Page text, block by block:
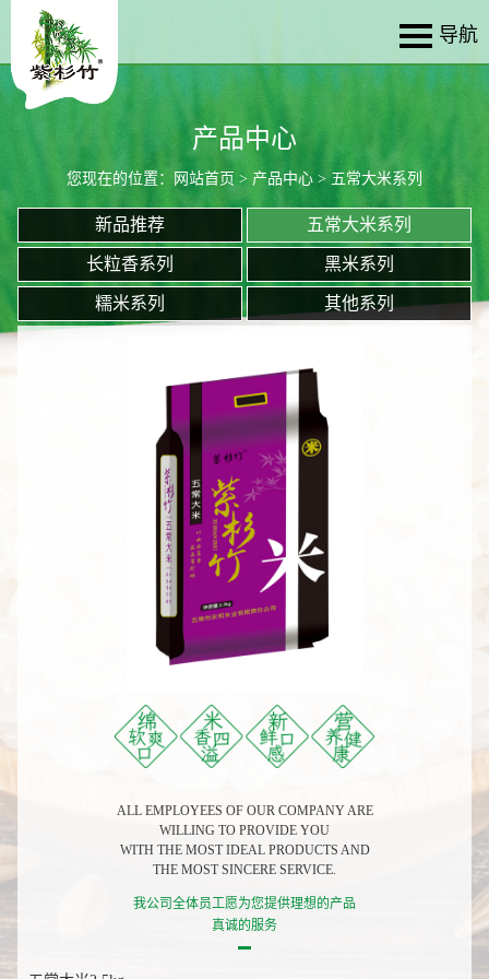
产品中心
您现在的位置： 网站首页 > 产品中心 > 五常大米系列
新品推荐 五常大米系列
长粒香系列 黑米系列
糯米系列 其他系列
ALL EMPLOYEES OF OUR COMPANY ARE
WILLING TO PROVIDE YOU
WITH THE MOST IDEAL PRODUCTS AND
THE MOST SINCERE SERVICE.
我公司全体员工愿为您提供理想的产品
真诚的服务